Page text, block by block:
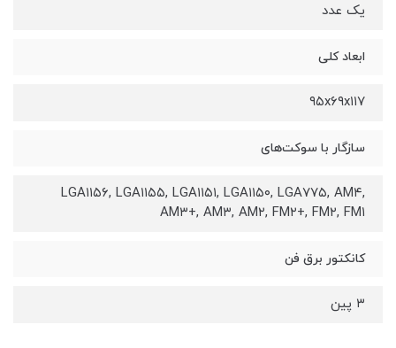
یک عدد
ابعاد کلی
۹۵x۶۹x۱۱۷
سازگار با سوکت‌های
LGA۱۱۵۶, LGA۱۱۵۵, LGA۱۱۵۱, LGA۱۱۵۰, LGA۷۷۵, AM۴,
AM۳+, AM۳, AM۲, FM۲+, FM۲, FM۱
کانکتور برق فن
۳ پین